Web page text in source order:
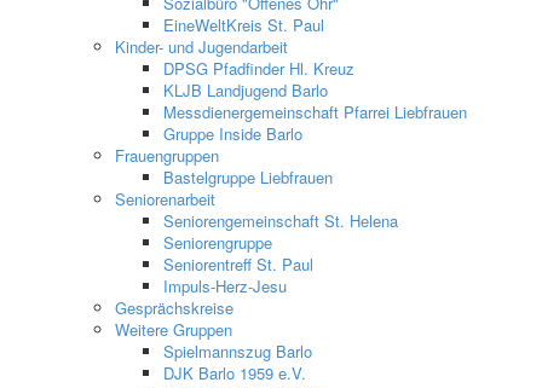
EineWeltKreis St. Paul
Kinder- und Jugendarbeit
DPSG Pfadfinder Hl. Kreuz
KLJB Landjugend Barlo
Messdienergemeinschaft Pfarrei Liebfrauen
Gruppe Inside Barlo
Frauengruppen
Bastelgruppe Liebfrauen
Seniorenarbeit
Seniorengemeinschaft St. Helena
Seniorengruppe
Seniorentreff St. Paul
Impuls-Herz-Jesu
Gesprächskreise
Weitere Gruppen
Spielmannszug Barlo
DJK Barlo 1959 e.V.